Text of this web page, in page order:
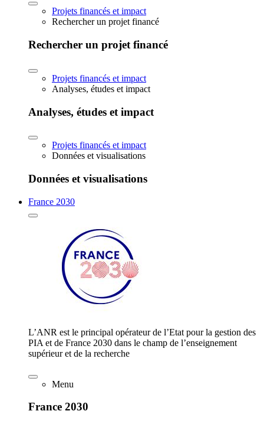
Projets financés et impact
Rechercher un projet financé
Rechercher un projet financé
Projets financés et impact
Analyses, études et impact
Analyses, études et impact
Projets financés et impact
Données et visualisations
Données et visualisations
France 2030
L’ANR est le principal opérateur de l’Etat pour la gestion des
PIA et de France 2030 dans le champ de l’enseignement
supérieur et de la recherche
Menu
France 2030